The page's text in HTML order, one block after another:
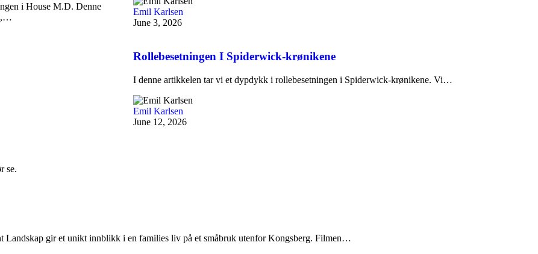
i House M.D. Denne
Emil Karlsen
June 3, 2026
Rollebesetningen I Spiderwick-krønikene
I denne artikkelen tar vi et dypdykk i rollebesetningen i Spiderwick-krønikene. Vi…
Emil Karlsen
June 12, 2026
se.
Landskap gir et unikt innblikk i en families liv på et småbruk utenfor Kongsberg. Filmen…